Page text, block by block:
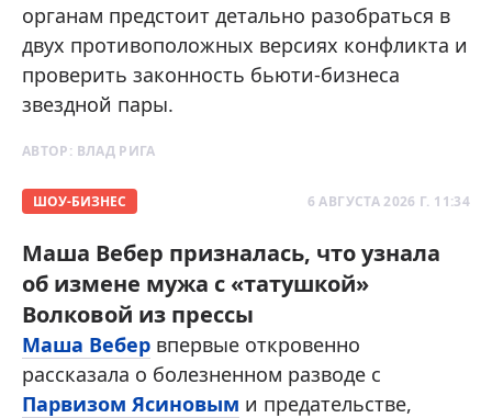
органам предстоит детально разобраться в
двух противоположных версиях конфликта и
проверить законность бьюти-бизнеса
звездной пары.
АВТОР: ВЛАД РИГА
ШОУ-БИЗНЕС 6 АВГУСТА 2026 Г. 11:34
Маша Вебер призналась, что узнала
об измене мужа с «татушкой»
Волковой из прессы
Маша Вебер впервые откровенно
рассказала о болезненном разводе с
Парвизом Ясиновым и предательстве,